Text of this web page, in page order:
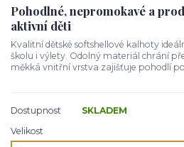
Pohodlné, nepromokavé a
aktivní děti
Kvalitní dětské softshellové kalhoty
školu i výlety. Odolný materiál chrání
měkká vnitřní vrstva zajišťuje pohodlí
Dostupnost
SKLADEM
Velikost